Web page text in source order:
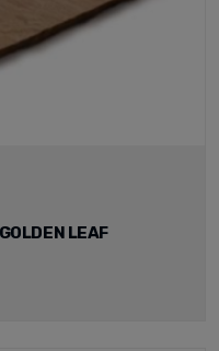
LEAF